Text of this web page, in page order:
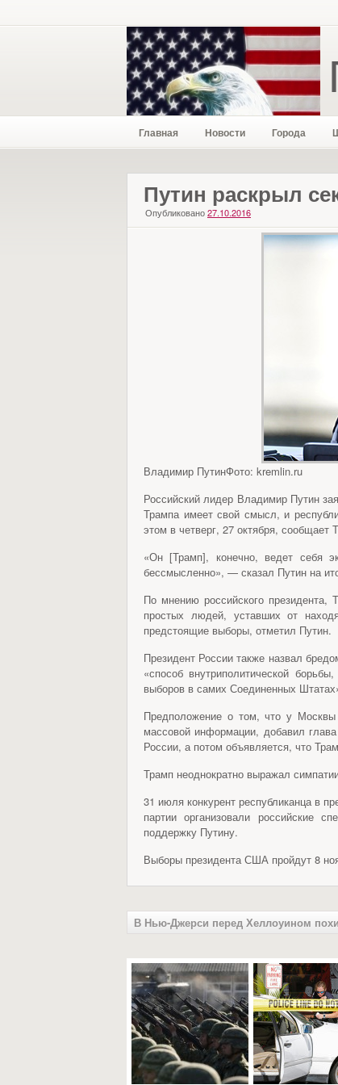
Главная Новости Города
Путин раскрыл
Опубликовано27.10.2016
Владимир ПутинФото: kremlin.ru
Российский лидер Владимир Путин
Трампа имеет свой смысл, и
этом в четверг, 27 октября, сообщает
«Он [Трамп], конечно, ведет себя
бессмысленно», — сказал Путин на
По мнению российского президента,
простых людей, уставших от
предстоящие выборы, отметил Путин.
Президент России также назвал
«способ внутриполитической
выборов в самих Соединенных
Предположение о том, что у Москвы
массовой информации, добавил
России, а потом объявляется, что
Трамп неоднократно выражал
31 июля конкурент республиканца в
партии организовали российские
поддержку Путину.
Выборы президента США пройдут 8
В Нью-Джерси перед Хеллоуином